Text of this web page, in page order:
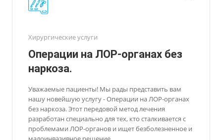
Хирургические услуги
Операции на ЛОР-органах без
наркоза.
Уважаемые пациенты! Мы рады представить вам
нашу новейшую услугу - Операции на ЛОР-органах
без наркоза. Этот передовой метод лечения
разработан специально для тех, кто сталкивается с
проблемами ЛОР-органов и ищет безболезненное и